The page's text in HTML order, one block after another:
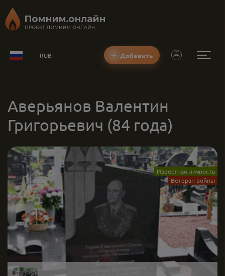
RUB Добавить
Аверьянов Валентин
Григорьевич (84 года)
Известная личность
Ветеран войны